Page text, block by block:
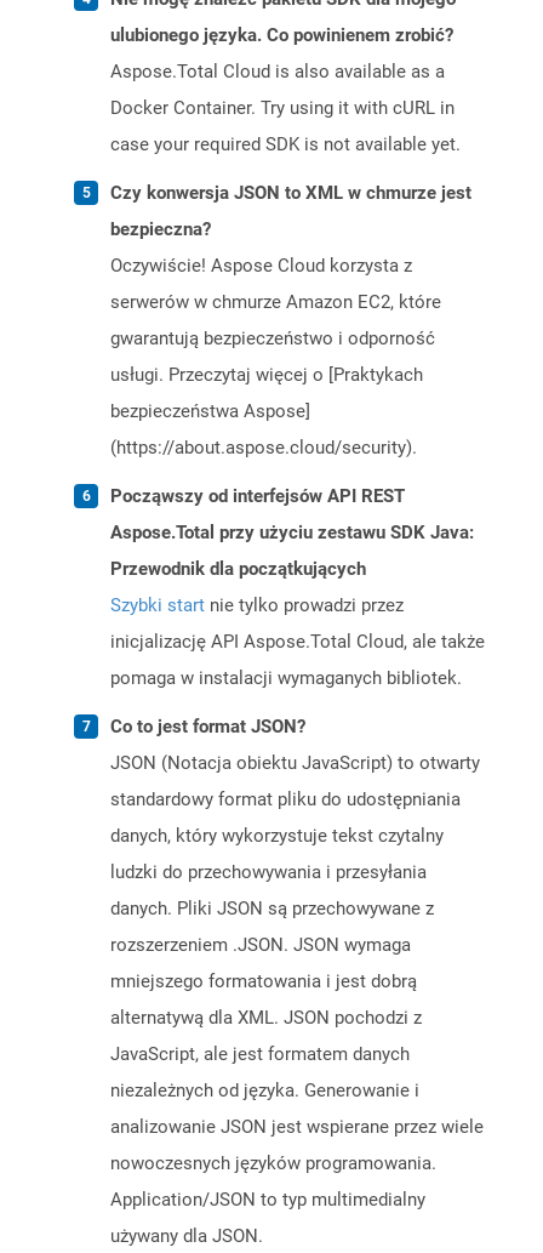
ulubionego języka. Co powinienem zrobić?
Aspose.Total Cloud is also available as a
Docker Container. Try using it with cURL in
case your required SDK is not available yet.
Czy konwersja JSON to XML w chmurze jest
bezpieczna?
Oczywiście! Aspose Cloud korzysta z
serwerów w chmurze Amazon EC2, które
gwarantują bezpieczeństwo i odporność
usługi. Przeczytaj więcej o [Praktykach
bezpieczeństwa Aspose]
(https://about.aspose.cloud/security).
Począwszy od interfejsów API REST
Aspose.Total przy użyciu zestawu SDK Java:
Przewodnik dla początkujących
Szybki start nie tylko prowadzi przez
inicjalizację API Aspose.Total Cloud, ale także
pomaga w instalacji wymaganych bibliotek.
Co to jest format JSON?
JSON (Notacja obiektu JavaScript) to otwarty
standardowy format pliku do udostępniania
danych, który wykorzystuje tekst czytalny
ludzki do przechowywania i przesyłania
danych. Pliki JSON są przechowywane z
rozszerzeniem .JSON. JSON wymaga
mniejszego formatowania i jest dobrą
alternatywą dla XML. JSON pochodzi z
JavaScript, ale jest formatem danych
niezależnych od języka. Generowanie i
analizowanie JSON jest wspierane przez wiele
nowoczesnych języków programowania.
Application/JSON to typ multimedialny
używany dla JSON.